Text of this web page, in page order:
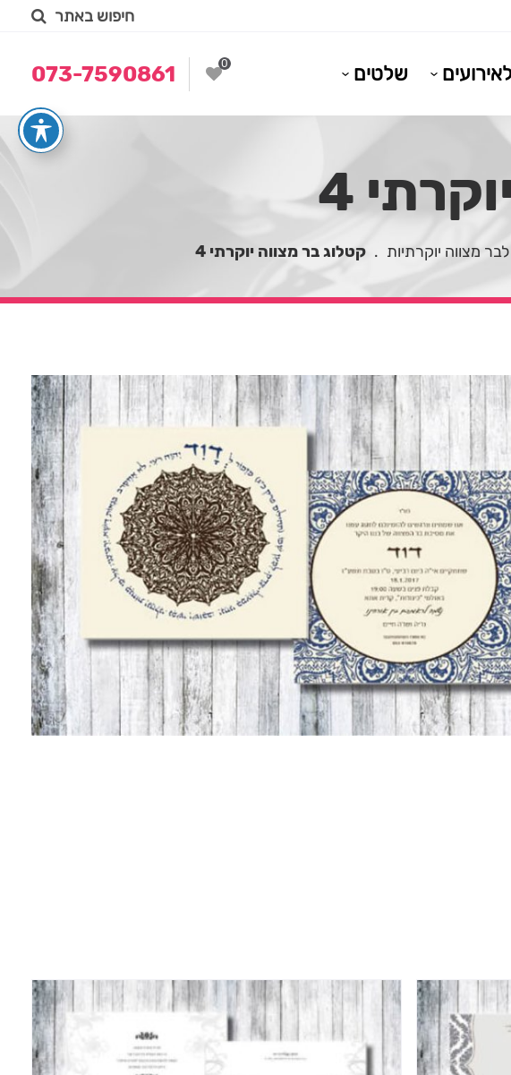
חיפוש באתר
שלטים 0
073-7590861
4
מצווה יוקרתיות . קטלוג בר מצווה יוקרתי 4